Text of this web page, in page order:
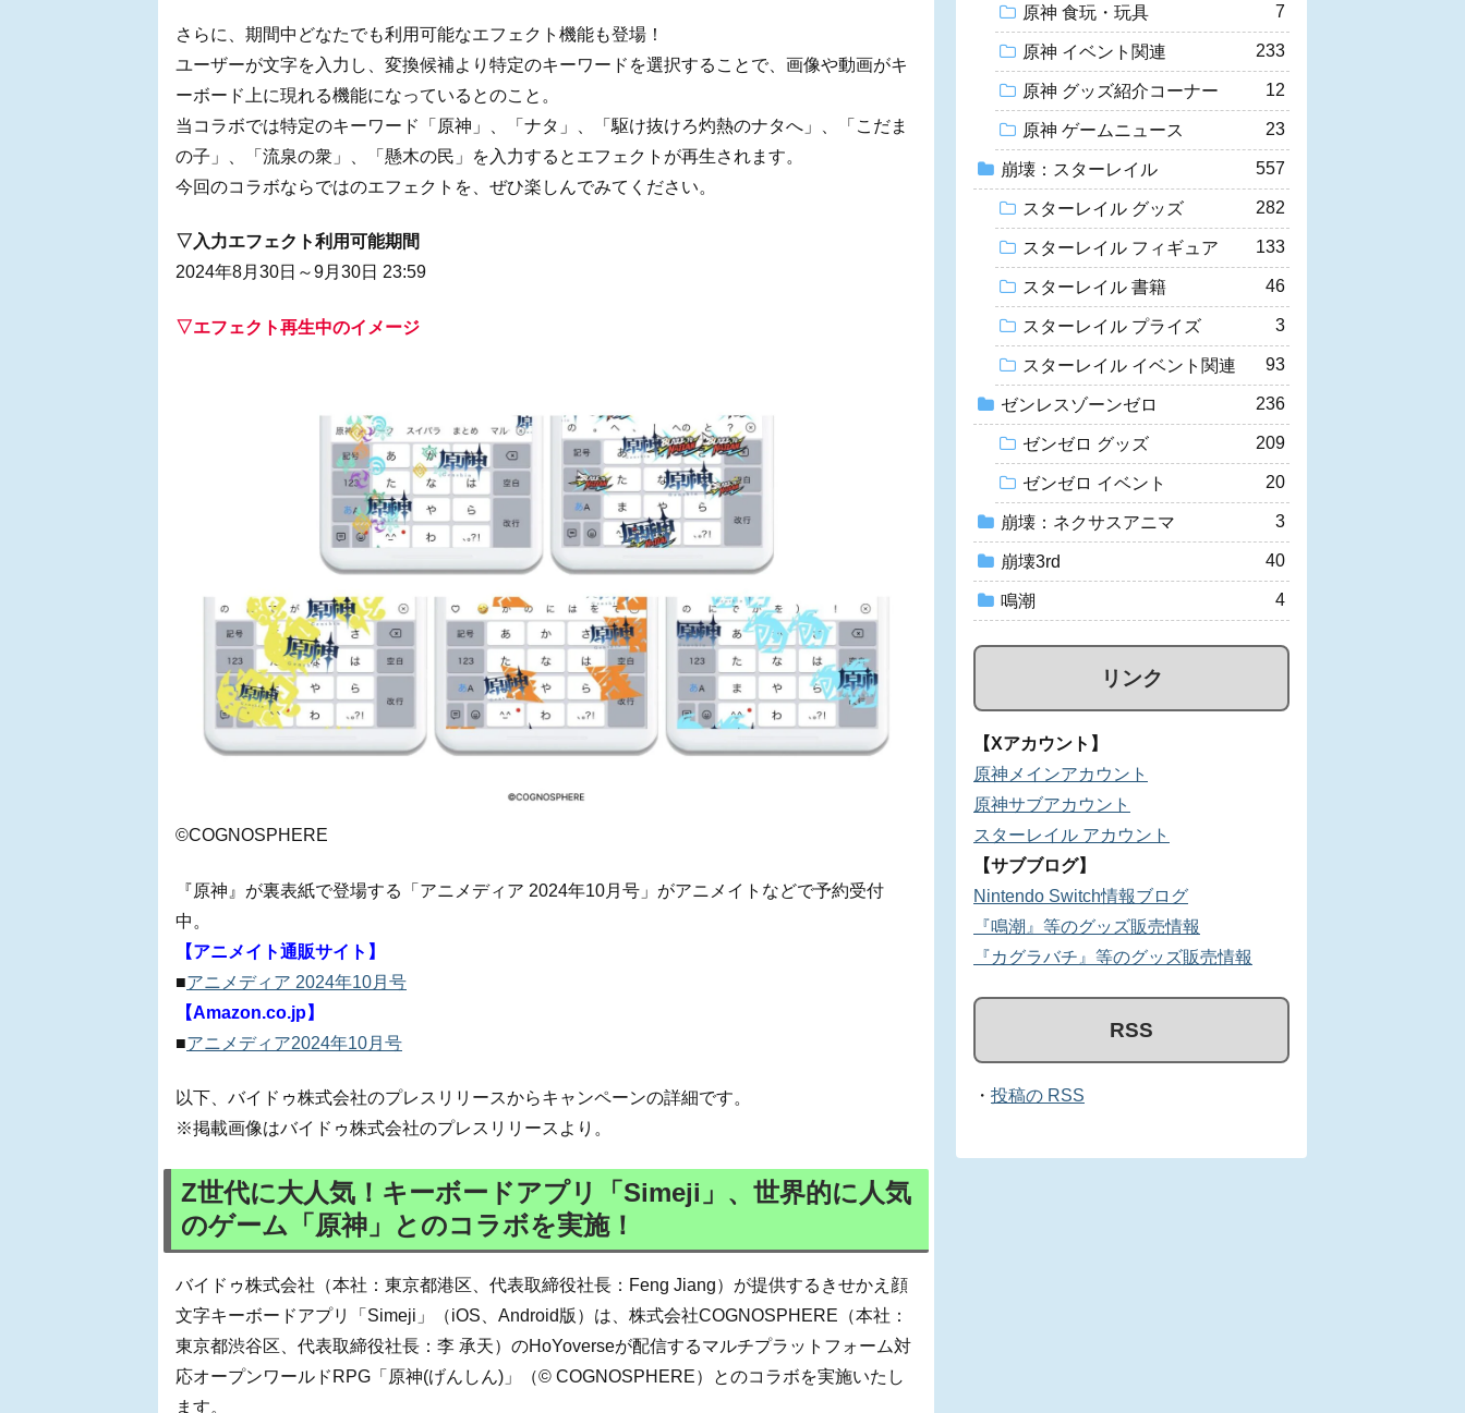
さらに、期間中どなたでも利用可能なエフェクト機能も登場！
ユーザーが文字を入力し、変換候補より特定のキーワードを選択することで、画像や動画がキ
ーボード上に現れる機能になっているとのこと。
当コラボでは特定のキーワード「原神」、「ナタ」、「駆け抜けろ灼熱のナタへ」、「こだま
の子」、「流泉の衆」、「懸木の民」を入力するとエフェクトが再生されます。
今回のコラボならではのエフェクトを、ぜひ楽しんでみてください。
▽入力エフェクト利用可能期間
2024年8月30日～9月30日 23:59
▽エフェクト再生中のイメージ
©COGNOSPHERE
『原神』が裏表紙で登場する「アニメディア 2024年10月号」がアニメイトなどで予約受付
中。
【アニメイト通販サイト】
■アニメディア 2024年10月号
【Amazon.co.jp】
■アニメディア2024年10月号
以下、バイドゥ株式会社のプレスリリースからキャンペーンの詳細です。
※掲載画像はバイドゥ株式会社のプレスリリースより。
Z世代に大人気！キーボードアプリ「Simeji」、世界的に人気
のゲーム「原神」とのコラボを実施！
バイドゥ株式会社（本社：東京都港区、代表取締役社長：Feng Jiang）が提供するきせかえ顔
文字キーボードアプリ「Simeji」（iOS、Android版）は、株式会社COGNOSPHERE（本社：
東京都渋谷区、代表取締役社長：李 承天）のHoYoverseが配信するマルチプラットフォーム対
応オープンワールドRPG「原神(げんしん)」（© COGNOSPHERE）とのコラボを実施いたし
ます。
原神 食玩・玩具 7
原神 イベント関連 233
原神 グッズ紹介コーナー 12
原神 ゲームニュース 23
崩壊：スターレイル 557
スターレイル グッズ 282
スターレイル フィギュア 133
スターレイル 書籍 46
スターレイル プライズ 3
スターレイル イベント関連 93
ゼンレスゾーンゼロ 236
ゼンゼロ グッズ 209
ゼンゼロ イベント 20
崩壊：ネクサスアニマ 3
崩壊3rd 40
鳴潮 4
リンク
【Xアカウント】
原神メインアカウント
原神サブアカウント
スターレイル アカウント
【サブブログ】
Nintendo Switch情報ブログ
『鳴潮』等のグッズ販売情報
『カグラバチ』等のグッズ販売情報
RSS
・ 投稿の RSS